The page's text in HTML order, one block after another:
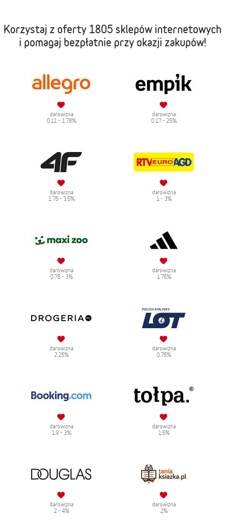
Korzystaj z oferty 1805 sklepów internetowych
i pomagaj bezpłatnie przy okazji zakupów!
darowizna
0.11 - 1.78%
darowizna
0.17 - 25%
darowizna
1.75 - 3.5%
darowizna
1 - 3%
darowizna
0.75 - 3%
darowizna
1.75%
darowizna
2.25%
darowizna
0.75%
darowizna
1.9 - 3%
darowizna
1.5%
darowizna
2 - 4%
darowizna
2%